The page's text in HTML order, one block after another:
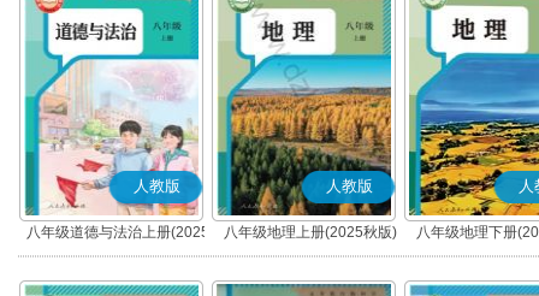
人教版
八年级道德与法治上册(2025
秋版)(部编版)
人教版
八年级地理上册(2025秋版)
人
八年级地理下册